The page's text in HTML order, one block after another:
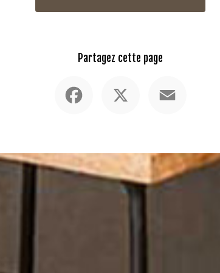
Partagez cette page